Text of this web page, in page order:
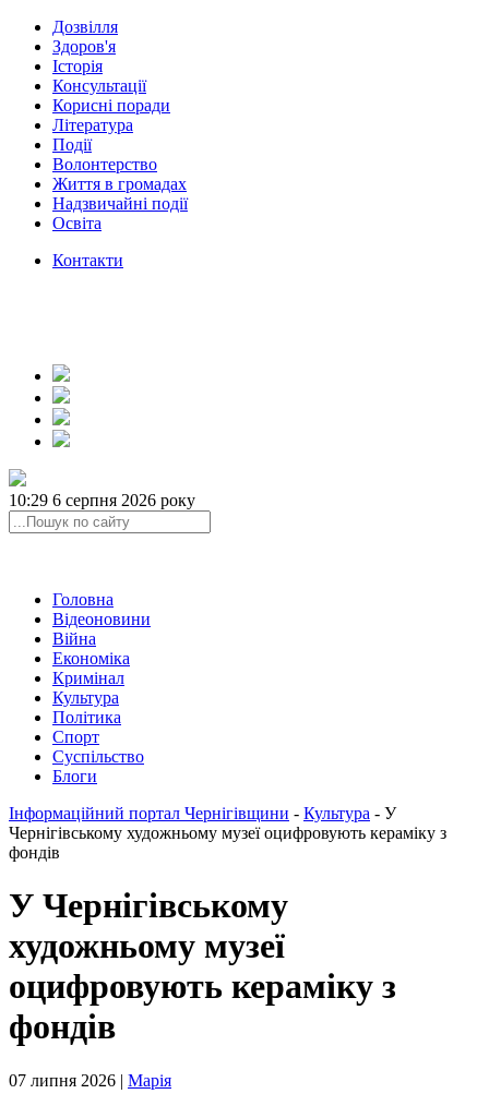
Дозвілля
Здоров'я
Історія
Консультації
Корисні поради
Література
Події
Волонтерство
Життя в громадах
Надзвичайні події
Освіта
Контакти
10:29 6 серпня 2026 року
Головна
Відеоновини
Війна
Економіка
Кримінал
Культура
Політика
Спорт
Суспільство
Блоги
Інформаційний портал Чернігівщини - Культура - У
Чернігівському художньому музеї оцифровують кераміку з
фондів
У Чернігівському
художньому музеї
оцифровують кераміку з
фондів
07 липня 2026 | Марія